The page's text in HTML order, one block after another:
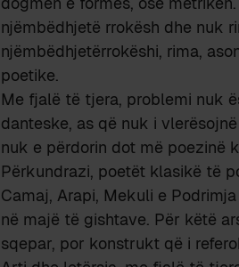
njëmbëdhjetë rrokësh dhe nuk
njëmbëdhjetërrokëshi, rima,
poetike.
Me fjalë të tjera, problemi nuk
danteske, as që nuk i
nuk e përdorin dot më poezinë
Përkundrazi, poetët klasikë të
Camaj, Arapi, Mekuli e
në majë të gishtave. Për këtë
sqepar, por konstrukt që i